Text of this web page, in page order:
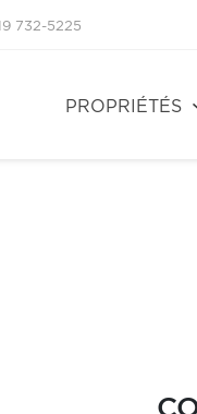
732-5225
PROPRIÉTÉS